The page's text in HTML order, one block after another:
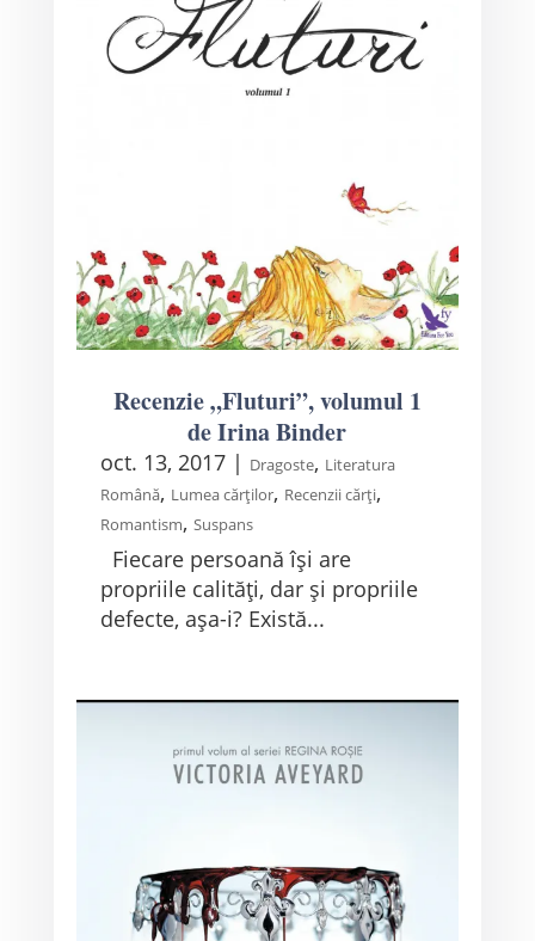
Recenzie „Fluturi”, volumul 1
de Irina Binder
oct. 13, 2017| Dragoste, Literatura
Română, Lumea cărților, Recenzii cărți,
Romantism, Suspans
Fiecare persoană își are
propriile calități, dar și propriile
defecte, așa-i? Există...